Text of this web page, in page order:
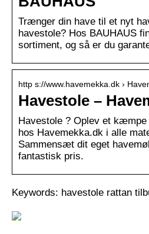
Trænger din have til et nyt
havestole? Hos BAUHAUS
sortiment, og så er du
http s://www.havemekka.dk ›
Havestole –
Havestole ? Oplev et
hos Havemekka.dk i alle
Sammensæt dit eget
fantastisk pris.
Keywords: havestole rattan